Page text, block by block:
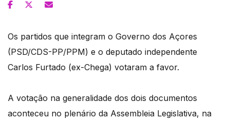
Os partidos que integram o Governo dos Açores
(PSD/CDS-PP/PPM) e o deputado independente
Carlos Furtado (ex-Chega) votaram a favor.
A votação na generalidade dos dois documentos
aconteceu no plenário da Assembleia Legislativa, na